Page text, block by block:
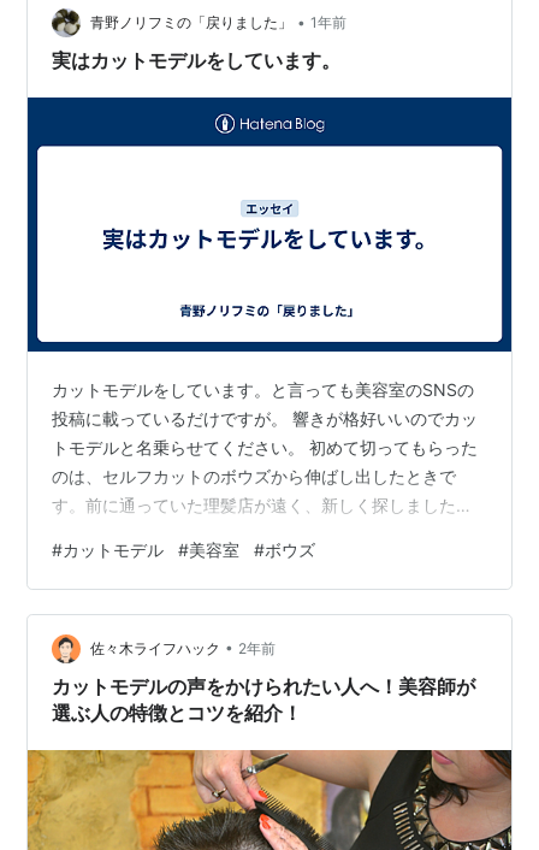
青野ノリフミの「戻りました」 • 1年前
実はカットモデルをしています。
カットモデルをしています。と言っても美容室のSNSの
投稿に載っているだけですが。 響きが格好いいのでカッ
トモデルと名乗らせてください。 初めて切ってもらった
のは、セルフカットのボウズから伸ばし出したときで
す。前に通っていた理髪店が遠く、新しく探しました。
で断られてしまいました。 今通っている美容室が、スー
パーの近くにあったのを思い出し、短くても大丈夫だと
言うのでお願いすることに。それから５年ほど通ってい
ます。ここは担当してくれるスタッフさんは毎回違いま
すが、カルテに細かく書いてあるようで、「前回より、
この辺を短くお願いします」とかで通じるのです…
#カットモデル #美容室 #ボウズ
佐々木ライフハック • 2年前
カットモデルの声をかけられたい人へ！美容師が
選ぶ人の特徴とコツを紹介！